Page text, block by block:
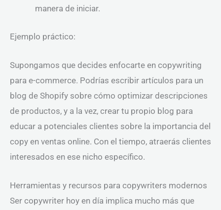
manera de iniciar.
Ejemplo práctico:
Supongamos que decides enfocarte en copywriting
para e-commerce. Podrías escribir artículos para un
blog de Shopify sobre cómo optimizar descripciones
de productos, y a la vez, crear tu propio blog para
educar a potenciales clientes sobre la importancia del
copy en ventas online. Con el tiempo, atraerás clientes
interesados en ese nicho específico.
Herramientas y recursos para copywriters modernos
Ser copywriter hoy en día implica mucho más que